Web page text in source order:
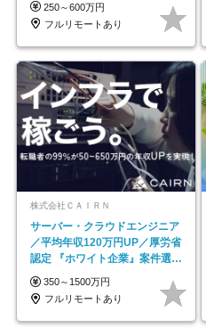
250～600万円
フルリモートあり
株式会社ＣＡＩＲＮ
サーバー・クラウドエンジニア
／平均年収120万円UP／厚労省
認定 『ホワイト企業』案件選択
制度／年休129日
350～1500万円
フルリモートあり